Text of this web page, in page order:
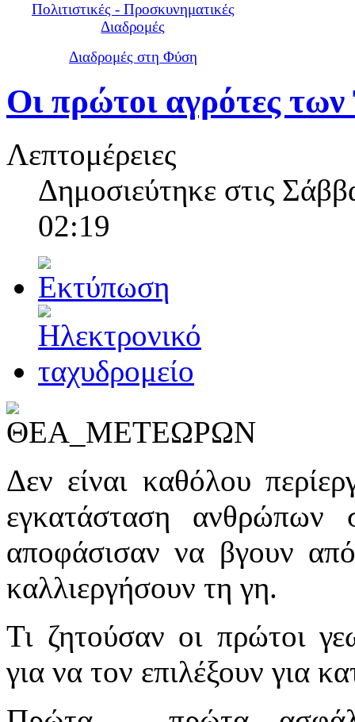
Πολιτιστικές - Προσκυνηματικές
Διαδρομές
Διαδρομές στη Φύση
Οι πρώτοι αγρότες
Λεπτομέρειες
Δημοσιεύτηκε στις
02:19
Δεν είναι καθόλου
εγκατάσταση ανθρώπων
αποφάσισαν να βγουν
καλλιεργήσουν τη γη.
Τι ζητούσαν οι πρώτοι
για να τον επιλέξουν για